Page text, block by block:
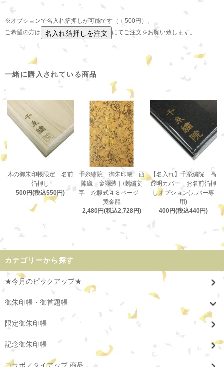
※オプションで名入れ箔押しが可能です（＋500円）。
ご希望の方は
にてご注文をお願い致します。
一緒に購入されている商品
木の御朱印帳限定 名前
箔押し
500円(税込550円)
千糸繍院 御朱印帳 西
陣織 金襴装丁/刺繍文
字 蛇腹式４８ページ
黄金龍
2,480円(税込2,728円)
【名入れ】千糸繍院 高
透明カバー お名前箔押
しオプション(カバー専
用)
400円(税込440円)
カテゴリーから探す
★今月のピックアップ★
御朱印帳・御首題帳
限定御朱印帳
記念御朱印帳